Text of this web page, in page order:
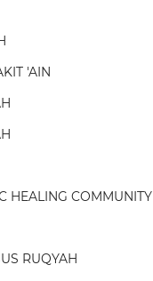
'AIN
HEALING COMMUNITY
RUQYAH